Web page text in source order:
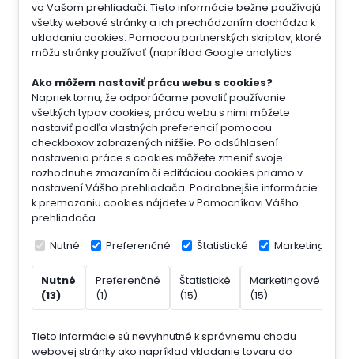
vo Vašom prehliadači. Tieto informácie bežne používajú
všetky webové stránky a ich prechádzaním dochádza k
ukladaniu cookies. Pomocou partnerských skriptov, ktoré
môžu stránky používať (napríklad Google analytics
Ako môžem nastaviť prácu webu s cookies?
Napriek tomu, že odporúčame povoliť používanie
všetkých typov cookies, prácu webu s nimi môžete
nastaviť podľa vlastných preferencií pomocou
checkboxov zobrazených nižšie. Po odsúhlasení
nastavenia práce s cookies môžete zmeniť svoje
rozhodnutie zmazaním či editáciou cookies priamo v
nastavení Vášho prehliadača. Podrobnejšie informácie
k premazaniu cookies nájdete v Pomocníkovi Vášho
prehliadača.
Nutné Preferenčné Štatistické Marketingové
Nutné
(13)
Preferenčné
(1)
Štatistické
(15)
Marketingové
(15)
Tieto informácie sú nevyhnutné k správnemu chodu
webovej stránky ako napríklad vkladanie tovaru do